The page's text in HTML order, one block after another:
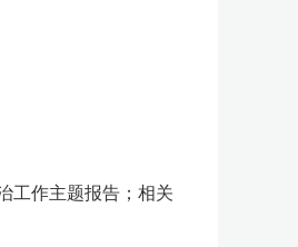
工作主题报告；相关